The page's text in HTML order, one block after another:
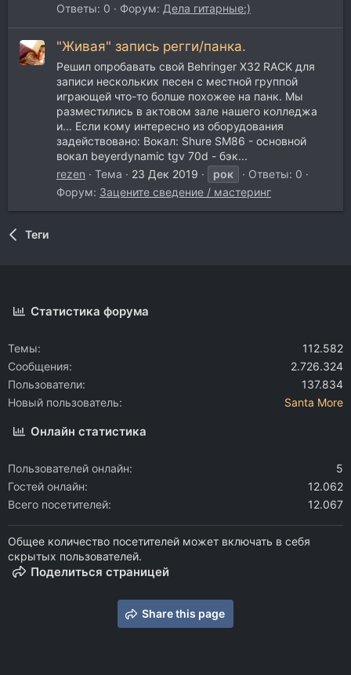
Ответы: 0
Форум: Дела гитарные:)
"Живая" запись регги/панка.
Решил опробавать свой Behringer Х32 RACK для
записи нескольких песен с местной группой
играющей что-то болше похожее на панк. Мы
разместились в актовом зале нашего колледжа
и... Если кому интересно из оборудования
задействовано: Вокал: Shure SM86 - основной
вокал beyerdynamic tgv 70d - бэк...
rezen
Тема 23 Дек 2019 рок
Ответы: 0
Форум: Зацените сведение / мастеринг
Теги
Статистика форума
Темы
112.582
Сообщения
2.726.324
Пользователи
137.834
Новый пользователь
Santa More
Онлайн статистика
Пользователей онлайн
5
Гостей онлайн
12.062
Всего посетителей
12.067
Общее количество посетителей может включать в себя
скрытых пользователей.
Поделиться страницей
Share this page